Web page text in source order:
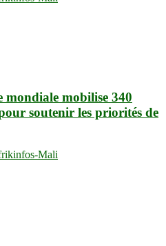
mondiale mobilise 340
soutenir les priorités de
Mali